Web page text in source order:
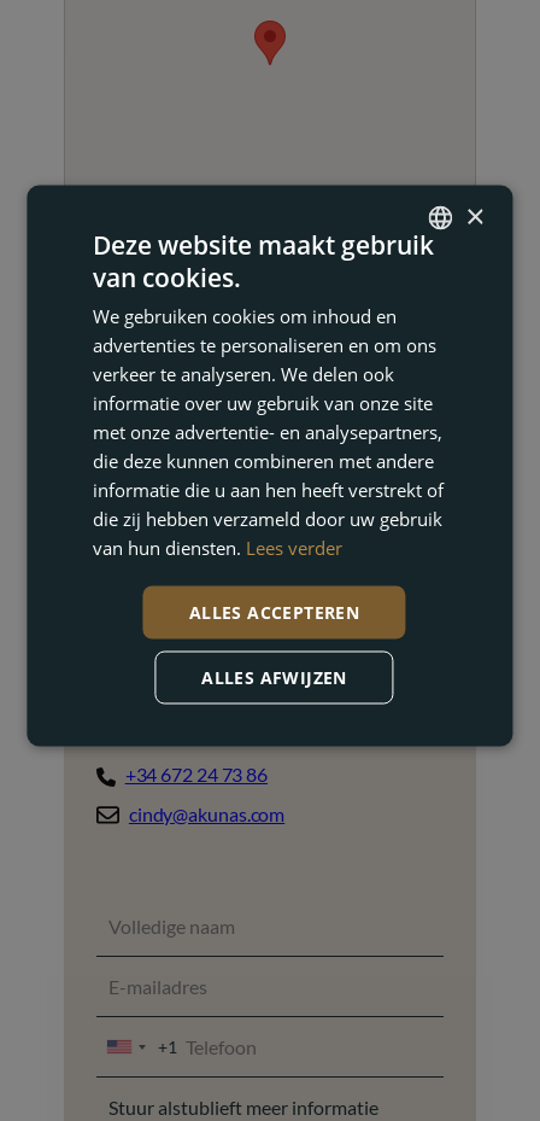
NEEM CONTACT OP
Cindy Mannaerts
+34 672 24 73 86
cindy@akunas.com
UNITED
STATES
+1
+1
GERMAN
×
Deze website maakt gebruik
van cookies.
We gebruiken cookies om inhoud en
advertenties te personaliseren en om ons
verkeer te analyseren. We delen ook
informatie over uw gebruik van onze site
met onze advertentie- en analysepartners,
die deze kunnen combineren met andere
informatie die u aan hen heeft verstrekt of
die zij hebben verzameld door uw gebruik
van hun diensten. Lees verder
ALLES ACCEPTEREN
ALLES AFWIJZEN